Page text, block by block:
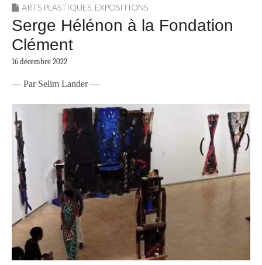
ARTS PLASTIQUES, EXPOSITIONS
Serge Hélénon à la Fondation
Clément
16 décembre 2022
— Par Selim Lander —